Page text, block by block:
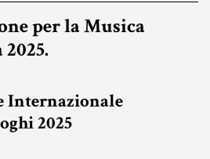
per la Musica
Internazionale
2025